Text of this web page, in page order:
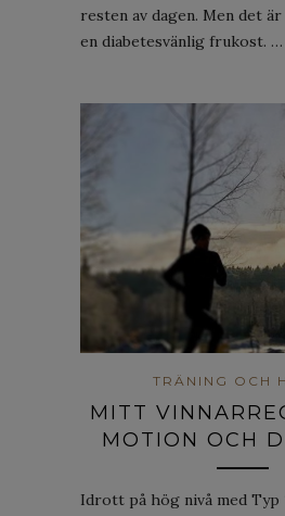
resten av dagen. Men det
en diabetesvänlig frukost. …
TRÄNING OCH
MITT
MOTION OCH
Idrott på hög nivå med Typ